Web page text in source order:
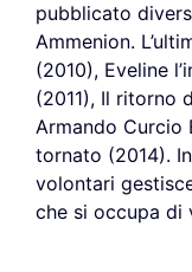
pubblicato
Ammenion.
(2010), Eveline
(2011), Il ritorno
Armando Curcio
tornato (2014).
volontari
che si occupa di